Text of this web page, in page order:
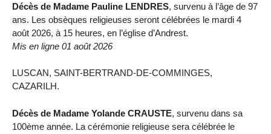
Décès de Madame Pauline LENDRES, survenu à l’âge de 97
ans. Les obsèques religieuses seront célébrées le mardi 4
août 2026, à 15 heures, en l’église d’Andrest.
Mis en ligne 01 août 2026
LUSCAN, SAINT-BERTRAND-DE-COMMINGES,
CAZARILH.
Décès de Madame Yolande CRAUSTE, survenu dans sa
100ème année. La cérémonie religieuse sera célébrée le